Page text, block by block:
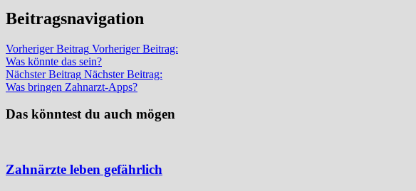
Beitragsnavigation
Vorheriger Beitrag Vorheriger Beitrag:
Was könnte das sein?
Nächster Beitrag Nächster Beitrag:
Was bringen Zahnarzt-Apps?
Das könntest du auch mögen
Zahnärzte leben gefährlich